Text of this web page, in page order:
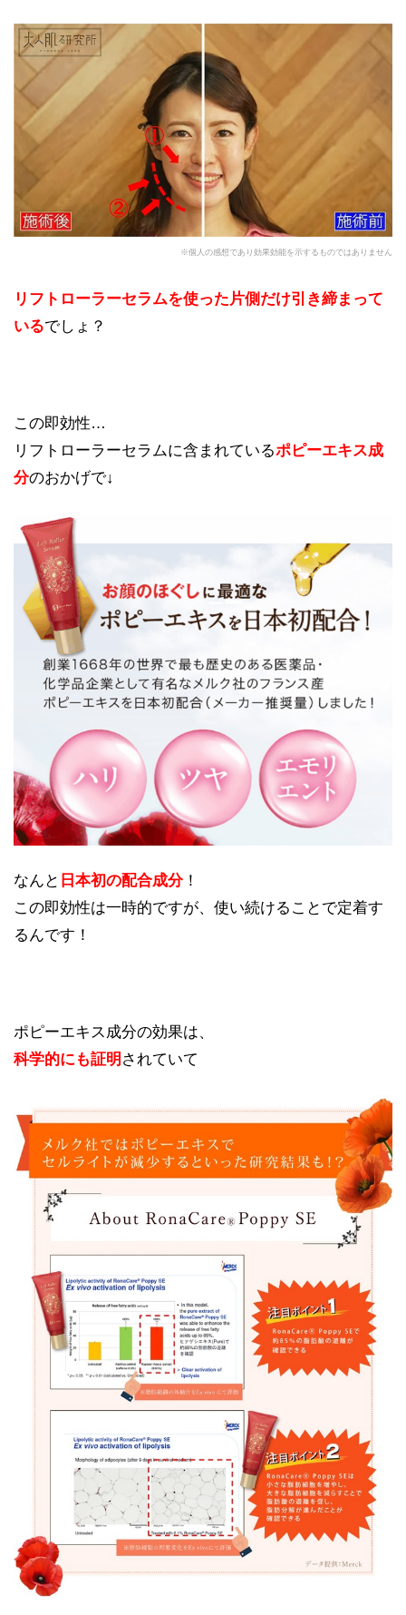
※個人の感想であり効果効能を示するものではありません
リフトローラーセラムを使った片側だけ引き締まって
いるでしょ？
この即効性…
リフトローラーセラムに含まれているポピーエキス成
分のおかげで↓
なんと 日本初の配合成分 ！
この即効性は一時的ですが、使い続けることで定着す
るんです！
ポピーエキス成分の効果は、
科学的にも証明 されていて